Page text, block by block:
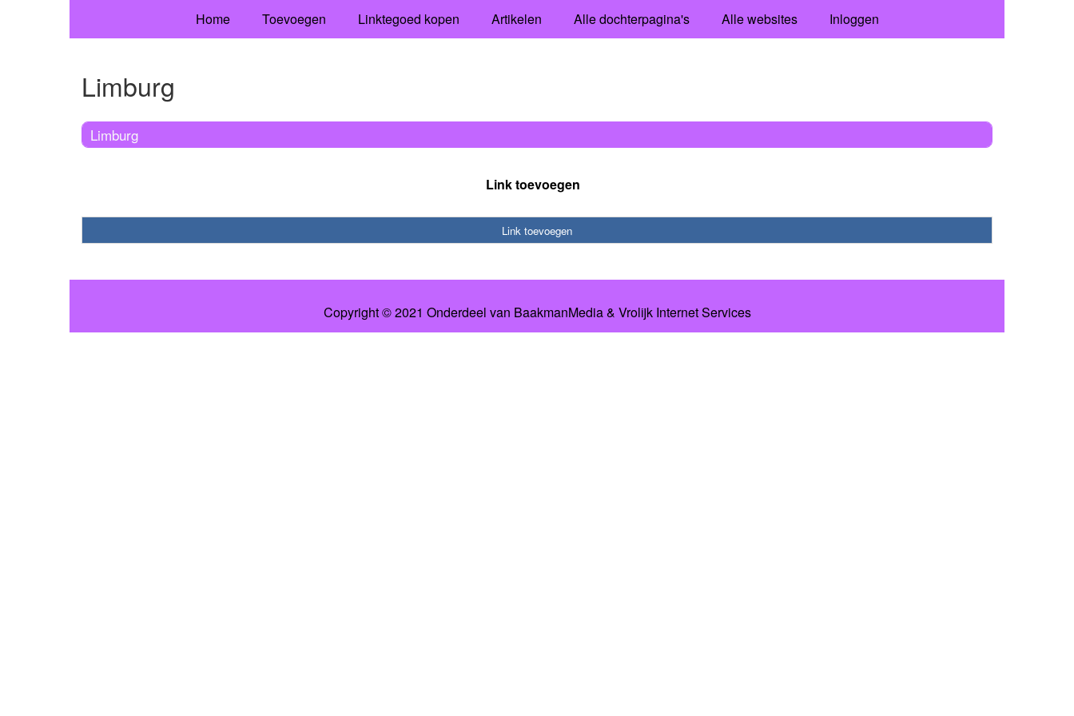
Home Toevoegen Linktegoed kopen Artikelen Alle dochterpagina's Alle websites Inloggen
Limburg
Limburg
Link toevoegen
Link toevoegen
Copyright © 2021 Onderdeel van BaakmanMedia& Vrolijk Internet Services